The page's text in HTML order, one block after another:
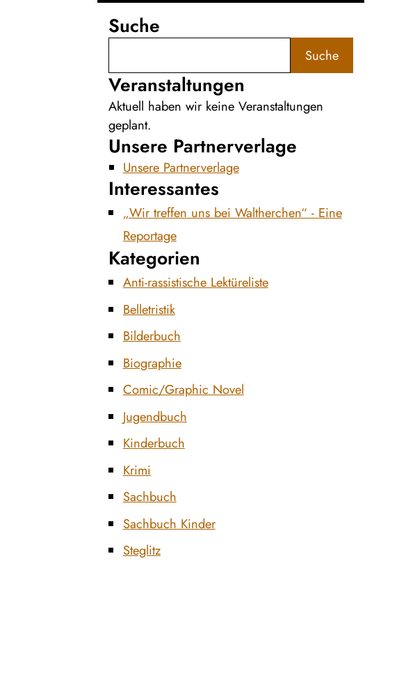
Suche
Suche
Veranstaltungen
Aktuell haben wir keine Veranstaltungen
geplant.
Unsere Partnerverlage
Unsere Partnerverlage
Interessantes
„Wir treffen uns bei Waltherchen“ - Eine
Reportage
Kategorien
Anti-rassistische Lektüreliste
Belletristik
Bilderbuch
Biographie
Comic/Graphic Novel
Jugendbuch
Kinderbuch
Krimi
Sachbuch
Sachbuch Kinder
Steglitz